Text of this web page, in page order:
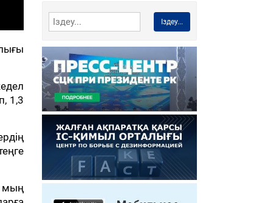
1,3
мың
Іздеу...